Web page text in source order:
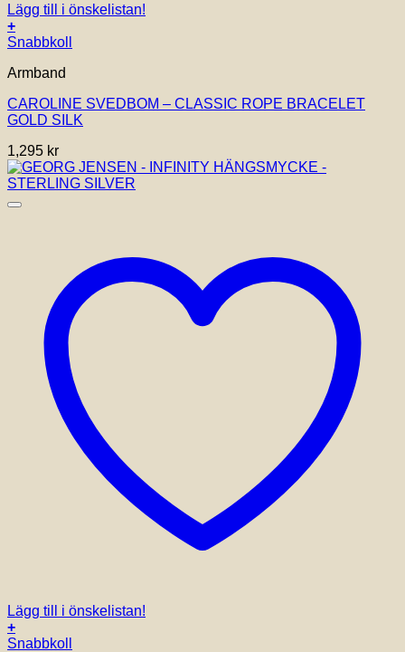
Lägg till i önskelistan!
+
Snabbkoll
Armband
CAROLINE SVEDBOM – CLASSIC ROPE BRACELET
GOLD SILK
1,295 kr
Lägg till i önskelistan!
+
Snabbkoll